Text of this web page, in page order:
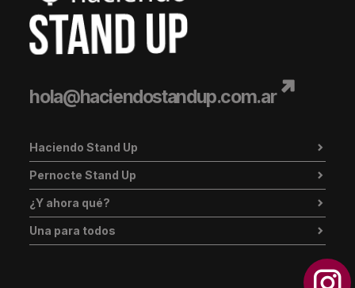
hola@haciendostandup.com.ar
Haciendo Stand Up
Pernocte Stand Up
¿Y ahora qué?
Una para todos